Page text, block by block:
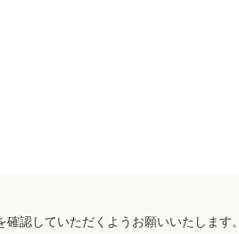
認していただくようお願いいたします。